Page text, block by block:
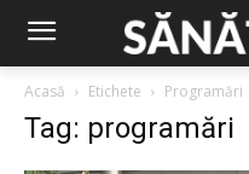
Acasă Etichete Programări
Tag: programări